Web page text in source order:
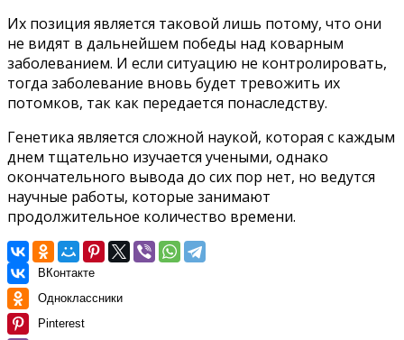
Их позиция является таковой лишь потому, что они
не видят в дальнейшем победы над коварным
заболеванием. И если ситуацию не контролировать,
тогда заболевание вновь будет тревожить их
потомков, так как передается понаследству.
Генетика является сложной наукой, которая с каждым
днем тщательно изучается учеными, однако
окончательного вывода до сих пор нет, но ведутся
научные работы, которые занимают
продолжительное количество времени.
ВКонтакте
Одноклассники
Pinterest